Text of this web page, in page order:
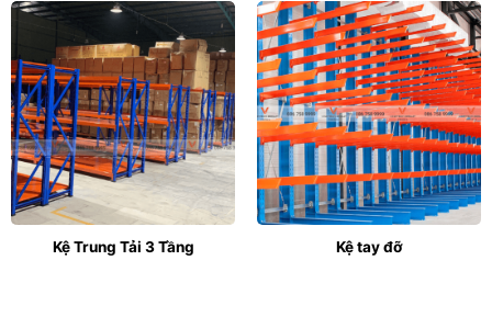
Kệ Trung Tải 3 Tầng Kệ tay đỡ